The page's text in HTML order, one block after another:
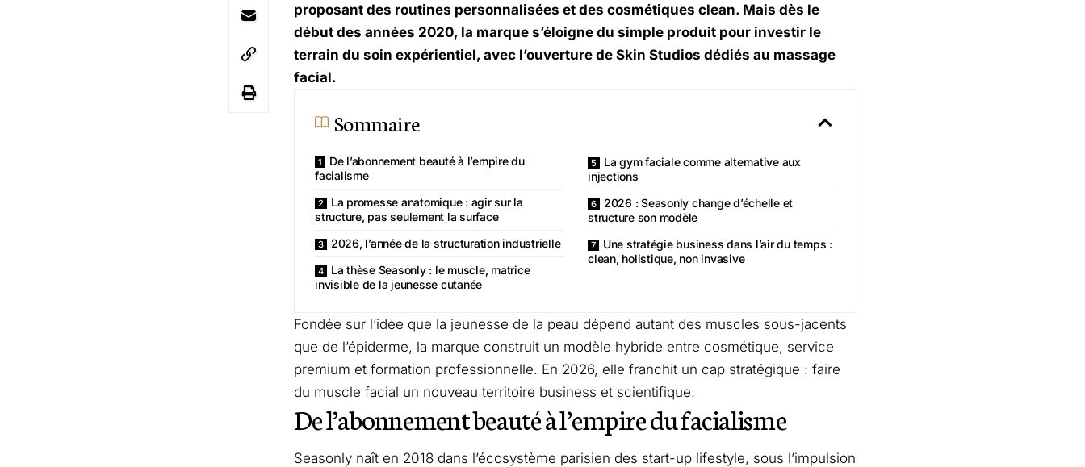
proposant des routines personnalisées et des cosmétiques clean. Mais dès le
début des années 2020, la marque s’éloigne du simple produit pour investir le
terrain du soin expérientiel, avec l’ouverture de Skin Studios dédiés au massage
facial.
Sommaire
De l’abonnement beauté à l’empire du
facialisme
La promesse anatomique : agir sur la
structure, pas seulement la surface
2026, l’année de la structuration industrielle
La thèse Seasonly : le muscle, matrice
invisible de la jeunesse cutanée
La gym faciale comme alternative aux
injections
2026 : Seasonly change d’échelle et
structure son modèle
Une stratégie business dans l’air du temps :
clean, holistique, non invasive
Fondée sur l’idée que la jeunesse de la peau dépend autant des muscles sous-jacents
que de l’épiderme, la marque construit un modèle hybride entre cosmétique, service
premium et formation professionnelle. En 2026, elle franchit un cap stratégique : faire
du muscle facial un nouveau territoire business et scientifique.
De l’abonnement beauté à l’empire du facialisme
Seasonly naît en 2018 dans l’écosystème parisien des start-up lifestyle, sous l’impulsion